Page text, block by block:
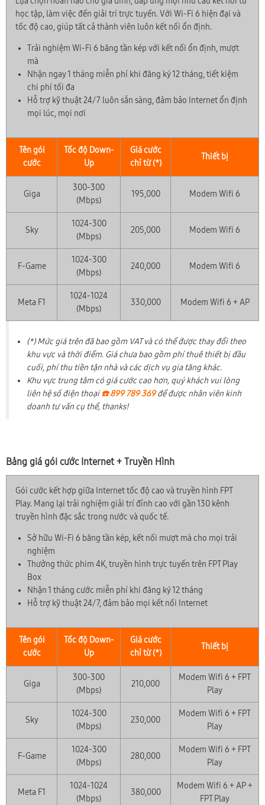
học tập, làm việc đến giải trí trực tuyến. Với Wi-Fi 6 hiện đại và
tốc độ cao, giúp tất cả thành viên luôn kết nối ổn định.
Trải nghiệm Wi-Fi 6 băng tần kép với kết nối ổn định, mượt
mà
Nhận ngay 1 tháng miễn phí khi đăng ký 12 tháng, tiết kiệm
chi phí tối đa
Hỗ trợ kỹ thuật 24/7 luôn sẵn sàng, đảm bảo Internet ổn định
mọi lúc, mọi nơi
Tên gói
cước
Tốc độ Down-
Up
Giá cước
chỉ từ (*)
Thiết bị
Giga
300-300
(Mbps)
195,000 Modem Wifi 6
Sky
1024-300
(Mbps)
205,000 Modem Wifi 6
F-Game
1024-300
(Mbps)
240,000 Modem Wifi 6
Meta F1
1024-1024
(Mbps)
330,000 Modem Wifi 6 + AP
(*) Mức giá trên đã bao gồm VAT và có thể được thay đổi theo
khu vực và thời điểm. Giá chưa bao gồm phí thuê thiết bị đầu
cuối, phí thu tiền tận nhà và các dịch vụ gia tăng khác.
Khu vực trung tâm có giá cước cao hơn, quý khách vui lòng
liên hệ số điện thoại☎️ 899 789 369để được nhân viên kinh
doanh tư vấn cụ thể, thanks!
Bảng giá gói cước Internet + Truyền Hình
Gói cước kết hợp giữa Internet tốc độ cao và truyền hình FPT
Play. Mang lại trải nghiệm giải trí đỉnh cao với gần 130 kênh
truyền hình đặc sắc trong nước và quốc tế.
Sở hữu Wi-Fi 6 băng tần kép, kết nối mượt mà cho mọi trải
nghiệm
Thưởng thức phim 4K, truyền hình trực tuyến trên FPT Play
Box
Nhận 1 tháng cước miễn phí khi đăng ký 12 tháng
Hỗ trợ kỹ thuật 24/7, đảm bảo mọi kết nối Internet
Tên gói
cước
Tốc độ Down-
Up
Giá cước
chỉ từ (*)
Thiết bị
Giga
300-300
(Mbps)
210,000
Modem Wifi 6 + FPT
Play
Sky
1024-300
(Mbps)
230,000
Modem Wifi 6 + FPT
Play
F-Game
1024-300
(Mbps)
280,000
Modem Wifi 6 + FPT
Play
Meta F1
1024-1024
(Mbps)
380,000
Modem Wifi 6 + AP +
FPT Play